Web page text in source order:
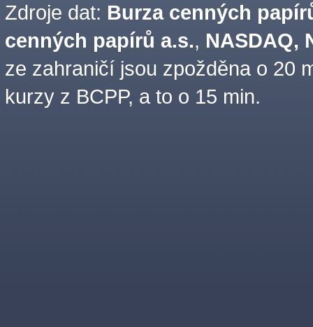
Zdroje dat: Burza cenných
cenných papírů a.s., NASDAQ,
ze zahraničí jsou zpožděna o 20
kurzy z BCPP, a to o 15 min.